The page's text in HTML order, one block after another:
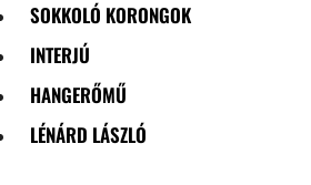
SOKKOLÓ KORONGOK
INTERJÚ
HANGERŐMŰ
LÉNÁRD LÁSZLÓ